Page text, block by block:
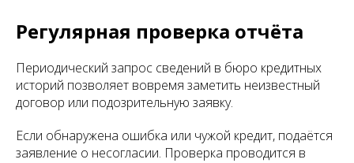
Регулярная проверка отчёта
Периодический запрос сведений в бюро кредитных
историй позволяет вовремя заметить неизвестный
договор или подозрительную заявку.
Если обнаружена ошибка или чужой кредит, подаётся
заявление о несогласии. Проверка проводится в